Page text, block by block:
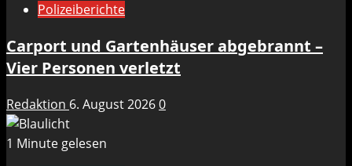
Polizeiberichte
Carport und Gartenhäuser abgebrannt –
Vier Personen verletzt
Redaktion 6. August 20260
1 Minute gelesen